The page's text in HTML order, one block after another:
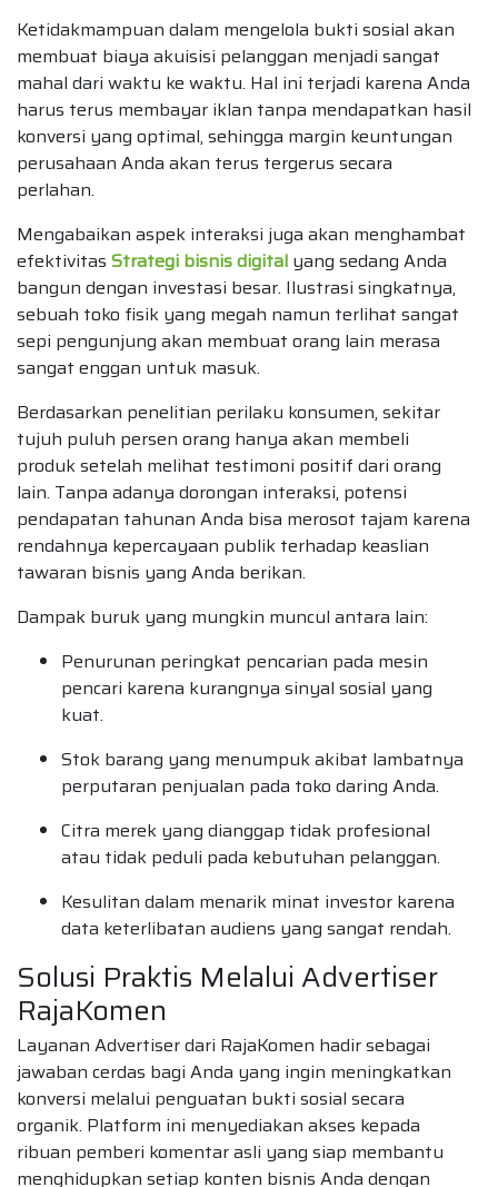
Ketidakmampuan dalam mengelola bukti sosial akan
membuat biaya akuisisi pelanggan menjadi sangat
mahal dari waktu ke waktu. Hal ini terjadi karena Anda
harus terus membayar iklan tanpa mendapatkan hasil
konversi yang optimal, sehingga margin keuntungan
perusahaan Anda akan terus tergerus secara
perlahan.
Mengabaikan aspek interaksi juga akan menghambat
efektivitas Strategi bisnis digital yang sedang Anda
bangun dengan investasi besar. Ilustrasi singkatnya,
sebuah toko fisik yang megah namun terlihat sangat
sepi pengunjung akan membuat orang lain merasa
sangat enggan untuk masuk.
Berdasarkan penelitian perilaku konsumen, sekitar
tujuh puluh persen orang hanya akan membeli
produk setelah melihat testimoni positif dari orang
lain. Tanpa adanya dorongan interaksi, potensi
pendapatan tahunan Anda bisa merosot tajam karena
rendahnya kepercayaan publik terhadap keaslian
tawaran bisnis yang Anda berikan.
Dampak buruk yang mungkin muncul antara lain:
Penurunan peringkat pencarian pada mesin
pencari karena kurangnya sinyal sosial yang
kuat.
Stok barang yang menumpuk akibat lambatnya
perputaran penjualan pada toko daring Anda.
Citra merek yang dianggap tidak profesional
atau tidak peduli pada kebutuhan pelanggan.
Kesulitan dalam menarik minat investor karena
data keterlibatan audiens yang sangat rendah.
Solusi Praktis Melalui Advertiser
RajaKomen
Layanan Advertiser dari RajaKomen hadir sebagai
jawaban cerdas bagi Anda yang ingin meningkatkan
konversi melalui penguatan bukti sosial secara
organik. Platform ini menyediakan akses kepada
ribuan pemberi komentar asli yang siap membantu
menghidupkan setiap konten bisnis Anda dengan